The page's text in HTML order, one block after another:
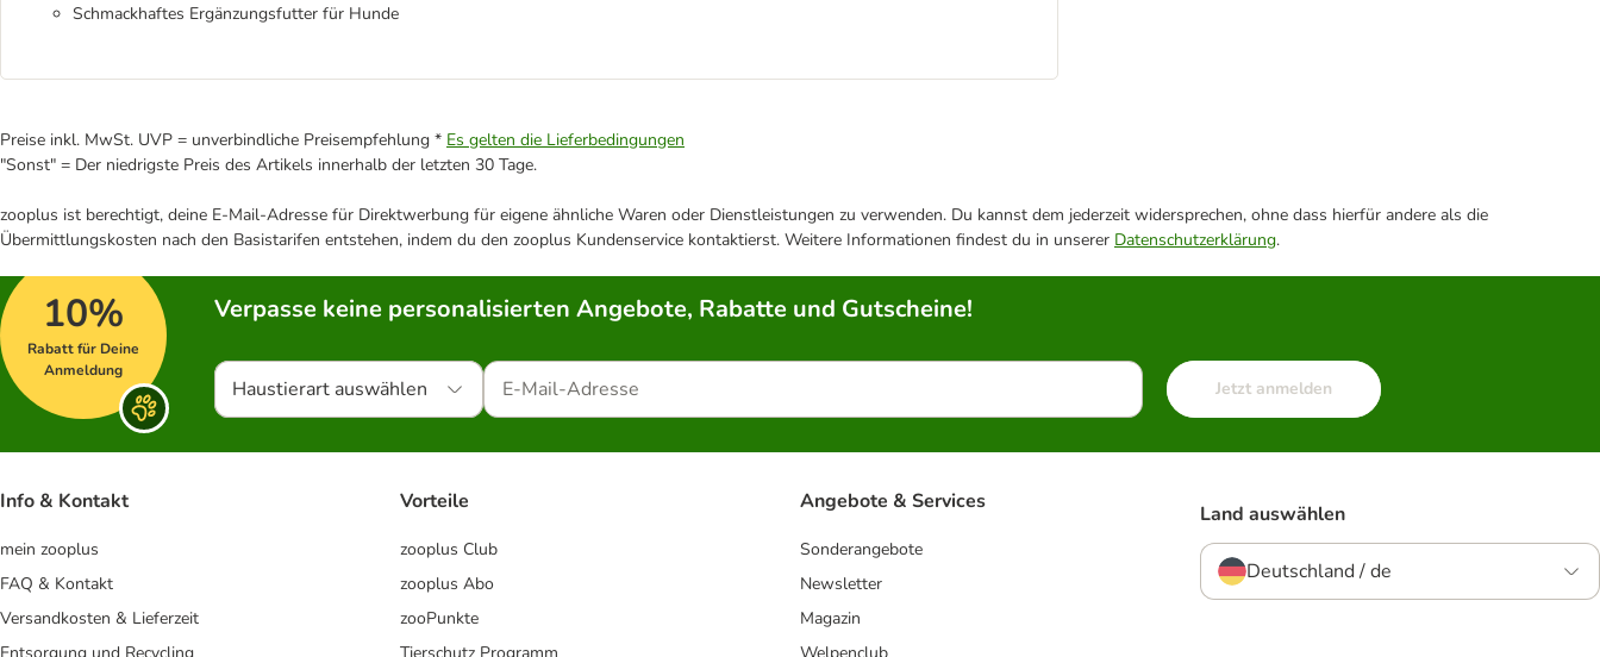
Schmackhaftes Ergänzungsfutter für Hunde
Preise inkl. MwSt. UVP = unverbindliche Preisempfehlung * Es gelten die Lieferbedingungen
"Sonst" = Der niedrigste Preis des Artikels innerhalb der letzten 30 Tage.
zooplus ist berechtigt, deine E-Mail-Adresse für Direktwerbung für eigene ähnliche Waren oder Dienstleistungen zu verwenden. Du kannst dem jederzeit widersprechen, ohne dass hierfür andere als die
Übermittlungskosten nach den Basistarifen entstehen, indem du den zooplus Kundenservice kontaktierst. Weitere Informationen findest du in unserer Datenschutzerklärung.
10%
Rabatt für Deine
Anmeldung
Verpasse keine personalisierten Angebote, Rabatte und Gutscheine!
Haustierart auswählen Jetzt anmelden
Info & Kontakt
mein zooplus
FAQ & Kontakt
Versandkosten & Lieferzeit
Vorteile
zooplus Club
zooplus Abo
zooPunkte
Angebote & Services
Sonderangebote
Newsletter
Magazin
Land auswählen
Deutschland / de